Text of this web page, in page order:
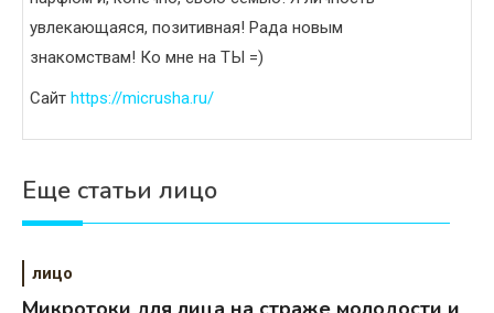
увлекающаяся, позитивная! Рада новым
знакомствам! Ко мне на ТЫ =)
Сайт https://micrusha.ru/
Еще статьи лицо
лицо